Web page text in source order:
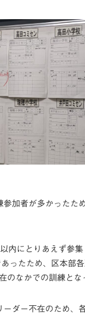
加者が多かったた
にとりあえず参集
ったため、区本部
かでの訓練とな
ダー不在のため、